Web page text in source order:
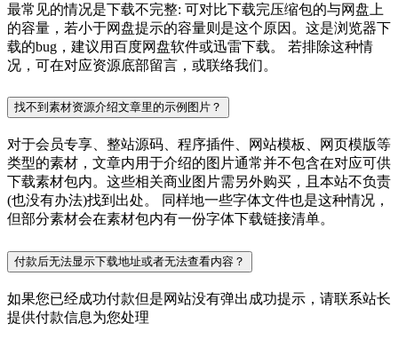
最常见的情况是下载不完整: 可对比下载完压缩包的与网盘上
的容量，若小于网盘提示的容量则是这个原因。这是浏览器下
载的bug，建议用百度网盘软件或迅雷下载。 若排除这种情
况，可在对应资源底部留言，或联络我们。
找不到素材资源介绍文章里的示例图片？
对于会员专享、整站源码、程序插件、网站模板、网页模版等
类型的素材，文章内用于介绍的图片通常并不包含在对应可供
下载素材包内。这些相关商业图片需另外购买，且本站不负责
(也没有办法)找到出处。 同样地一些字体文件也是这种情况，
但部分素材会在素材包内有一份字体下载链接清单。
付款后无法显示下载地址或者无法查看内容？
如果您已经成功付款但是网站没有弹出成功提示，请联系站长
提供付款信息为您处理